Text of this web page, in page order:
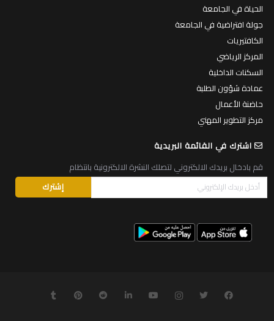
الحياة في الجامعة
جولة افتراضية في الجامعة
الكافتيريات
المركز الرياضي
السكنات الداخلية
عمادة شؤون الطلبة
حاضنة الأعمال
مركز التطوير المهني
اشترك في القائمة البريدية
قم بادخال بريدك الالكتروني لتصلك النشرة الالكترونية بانتظام